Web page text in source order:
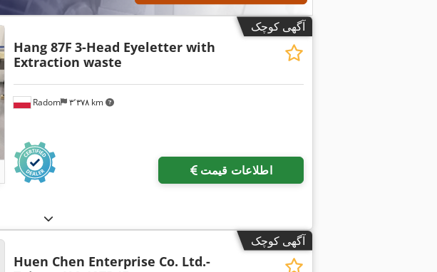
آگهی کوچک
Radom ۳٬۳۷۸ km
Hang 87F 3-Head Eyeletter with
Extraction waste
اطلاعات قیمت
آگهی کوچک
Huen Chen Enterprise Co. Ltd.-